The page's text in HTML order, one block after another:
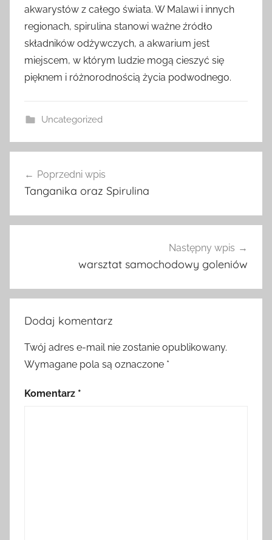
akwarystów z całego świata. W Malawi i innych
regionach, spirulina stanowi ważne źródło
składników odżywczych, a akwarium jest
miejscem, w którym ludzie mogą cieszyć się
pięknem i różnorodnością życia podwodnego.
Uncategorized
wpisu
Poprzedni wpis
Tanganika oraz Spirulina
Następny wpis
warsztat samochodowy goleniów
Dodaj komentarz
Twój adres e-mail nie zostanie opublikowany.
Wymagane pola są oznaczone *
Komentarz *